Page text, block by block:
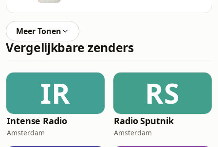
Meer Tonen
Vergelijkbare zenders
IR
Intense Radio
Amsterdam
RS
Radio Sputnik
Amsterdam